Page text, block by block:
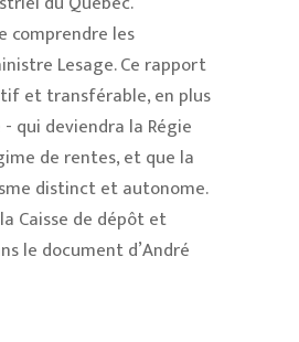
comprendre les
Lesage. Ce rapport
et transférable, en plus
qui deviendra la Régie
de rentes, et que la
distinct et autonome.
Caisse de dépôt et
le document d’André